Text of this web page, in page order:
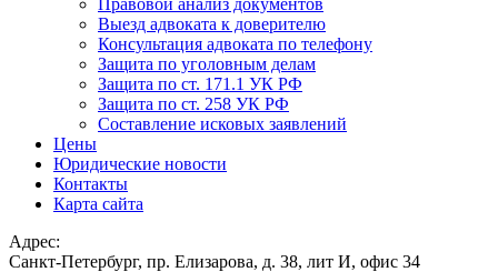
Правовой анализ документов
Выезд адвоката к доверителю
Консультация адвоката по телефону
Защита по уголовным делам
Защита по ст. 171.1 УК РФ
Защита по ст. 258 УК РФ
Составление исковых заявлений
Цены
Юридические новости
Контакты
Карта сайта
Адрес:
Санкт-Петербург, пр. Елизарова, д. 38, лит И, офис 34